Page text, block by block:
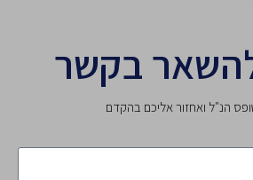
בקשר
הנ"ל ואחזור אליכם בהקדם